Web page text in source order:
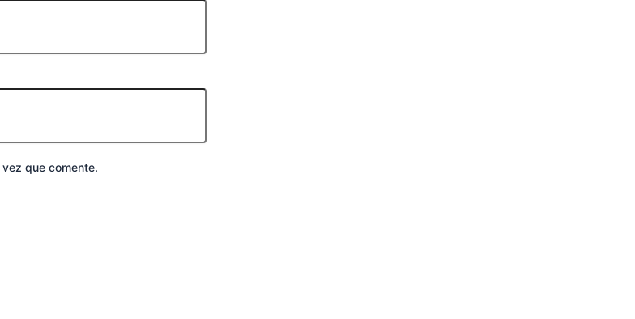
que comente.